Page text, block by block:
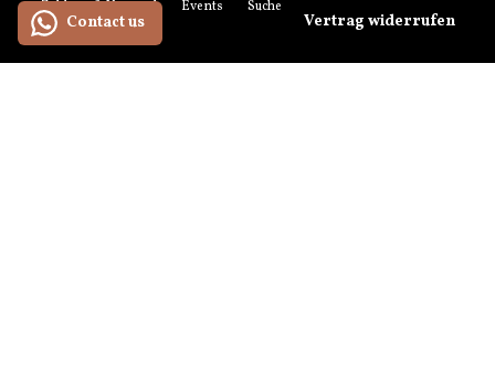
Zahlung & Versand
Events Suchen
Vertrag widerrufen
Contact us